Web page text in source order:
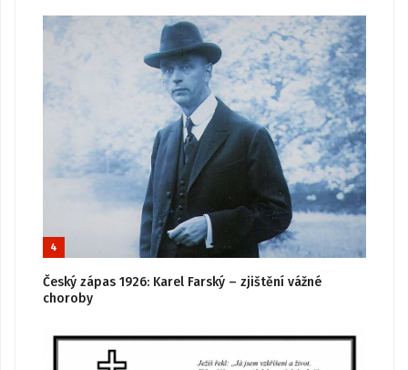
4
Český zápas 1926: Karel Farský – zjištění vážné
choroby